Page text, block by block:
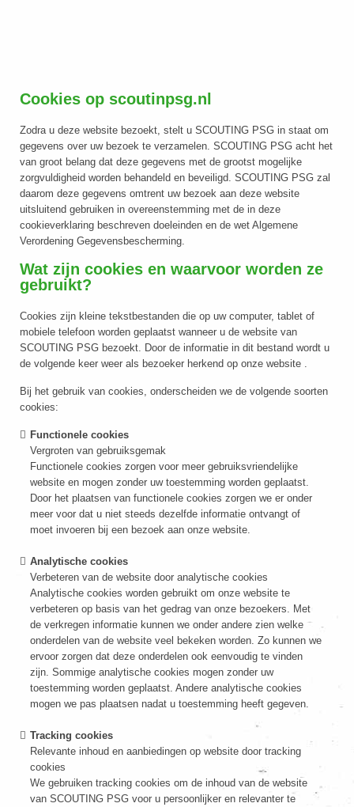
Cookies op scoutinpsg.nl
Zodra u deze website bezoekt, stelt u SCOUTING PSG in staat om
gegevens over uw bezoek te verzamelen. SCOUTING PSG acht het
van groot belang dat deze gegevens met de grootst mogelijke
zorgvuldigheid worden behandeld en beveiligd. SCOUTING PSG zal
daarom deze gegevens omtrent uw bezoek aan deze website
uitsluitend gebruiken in overeenstemming met de in deze
cookieverklaring beschreven doeleinden en de wet Algemene
Verordening Gegevensbescherming.
Wat zijn cookies en waarvoor worden ze
gebruikt?
Cookies zijn kleine tekstbestanden die op uw computer, tablet of
mobiele telefoon worden geplaatst wanneer u de website van
SCOUTING PSG bezoekt. Door de informatie in dit bestand wordt u
de volgende keer weer als bezoeker herkend op onze website .
Bij het gebruik van cookies, onderscheiden we de volgende soorten
cookies:
Functionele cookies
Vergroten van gebruiksgemak
Functionele cookies zorgen voor meer gebruiksvriendelijke
website en mogen zonder uw toestemming worden geplaatst.
Door het plaatsen van functionele cookies zorgen we er onder
meer voor dat u niet steeds dezelfde informatie ontvangt of
moet invoeren bij een bezoek aan onze website.
Analytische cookies
Verbeteren van de website door analytische cookies
Analytische cookies worden gebruikt om onze website te
verbeteren op basis van het gedrag van onze bezoekers. Met
de verkregen informatie kunnen we onder andere zien welke
onderdelen van de website veel bekeken worden. Zo kunnen we
ervoor zorgen dat deze onderdelen ook eenvoudig te vinden
zijn. Sommige analytische cookies mogen zonder uw
toestemming worden geplaatst. Andere analytische cookies
mogen we pas plaatsen nadat u toestemming heeft gegeven.
Tracking cookies
Relevante inhoud en aanbiedingen op website door tracking
cookies
We gebruiken tracking cookies om de inhoud van de website
van SCOUTING PSG voor u persoonlijker en relevanter te